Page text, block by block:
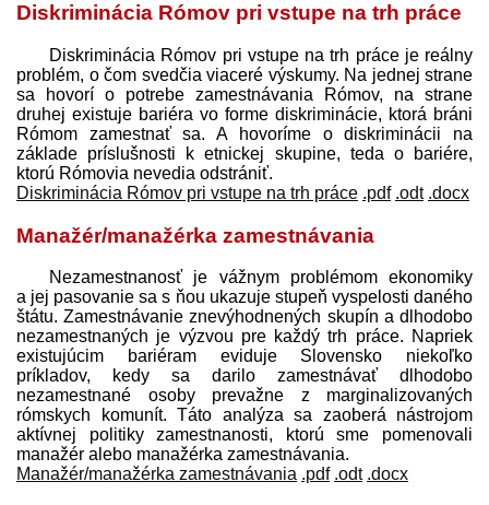
Diskriminácia Rómov pri vstupe na trh práce
Diskriminácia Rómov pri vstupe na trh práce je reálny
problém, o čom svedčia viaceré výskumy. Na jednej strane
sa hovorí o potrebe zamestnávania Rómov, na strane
druhej existuje bariéra vo forme diskriminácie, ktorá bráni
Rómom zamestnať sa. A hovoríme o diskriminácii na
základe príslušnosti k etnickej skupine, teda o bariére,
ktorú Rómovia nevedia odstrániť.
Diskriminácia Rómov pri vstupe na trh práce .pdf .odt .docx
Manažér/manažérka zamestnávania
Nezamestnanosť je vážnym problémom ekonomiky
a jej pasovanie sa s ňou ukazuje stupeň vyspelosti daného
štátu. Zamestnávanie znevýhodnených skupín a dlhodobo
nezamestnaných je výzvou pre každý trh práce. Napriek
existujúcim bariéram eviduje Slovensko niekoľko
príkladov, kedy sa darilo zamestnávať dlhodobo
nezamestnané osoby prevažne z marginalizovaných
rómskych komunít. Táto analýza sa zaoberá nástrojom
aktívnej politiky zamestnanosti, ktorú sme pomenovali
manažér alebo manažérka zamestnávania.
Manažér/manažérka zamestnávania .pdf .odt .docx